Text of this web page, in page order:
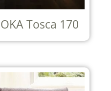
Tosca 170